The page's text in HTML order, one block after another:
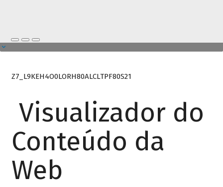
Z7_L9KEH4O0LORH80ALCLTPF80S21
Visualizador do
Conteúdo da
Web